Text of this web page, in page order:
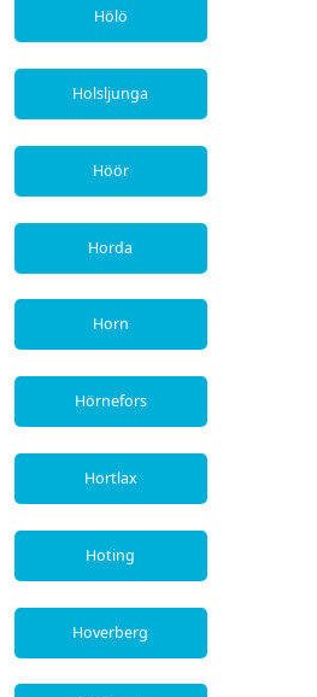
Hölö
Holsljunga
Höör
Horda
Horn
Hörnefors
Hortlax
Hoting
Hoverberg